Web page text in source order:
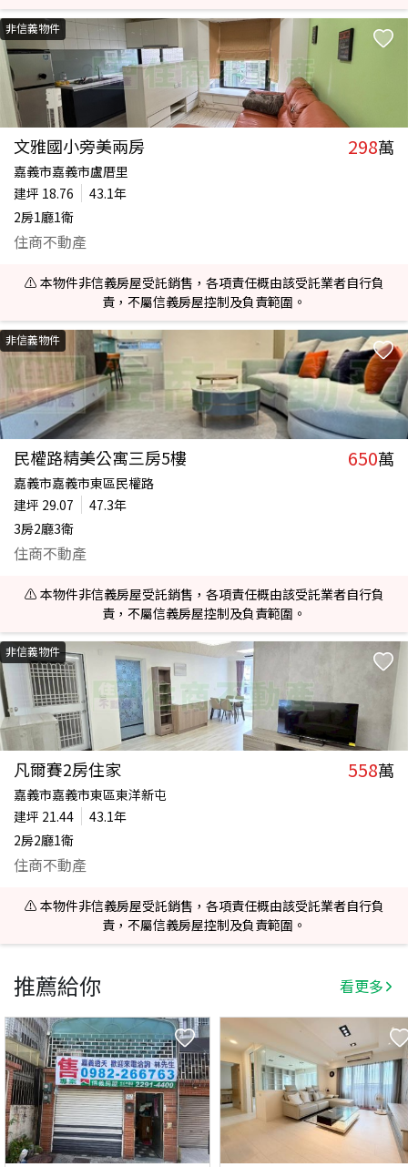
非信義物件
文雅國小旁美兩房 298萬
嘉義市嘉義市盧厝里
建坪 18.76
43.1年
2房1廳1衛
住商不動產
⚠️ 本物件非信義房屋受託銷售，各項責任概由該受託業者自行負
責，不屬信義房屋控制及負責範圍。
非信義物件
民權路精美公寓三房5樓 650萬
嘉義市嘉義市東區民權路
建坪 29.07
47.3年
3房2廳3衛
住商不動產
⚠️ 本物件非信義房屋受託銷售，各項責任概由該受託業者自行負
責，不屬信義房屋控制及負責範圍。
非信義物件
凡爾賽2房住家 558萬
嘉義市嘉義市東區東洋新屯
建坪 21.44
43.1年
2房2廳1衛
住商不動產
⚠️ 本物件非信義房屋受託銷售，各項責任概由該受託業者自行負
責，不屬信義房屋控制及負責範圍。
推薦給你 看更多